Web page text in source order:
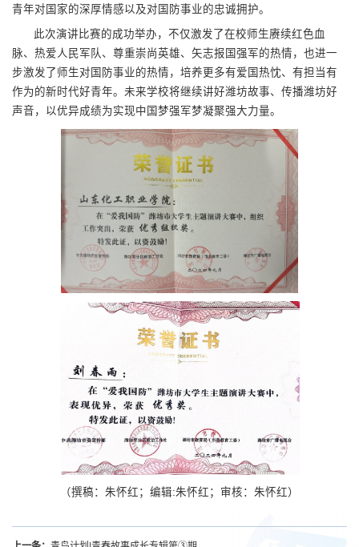
青年对国家的深厚情感以及对国防事业的忠诚拥护。
此次演讲比赛的成功举办，不仅激发了在校师生赓续红色血
脉、热爱人民军队、尊重崇尚英雄、矢志报国强军的热情，也进一
步激发了师生对国防事业的热情，培养更多有爱国热忱、有担当有
作为的新时代好青年。未来学校将继续讲好潍坊故事、传播潍坊好
声音，以优异成绩为实现中国梦强军梦凝聚强大力量。
（撰稿：朱怀红；编辑:朱怀红；审核：朱怀红）